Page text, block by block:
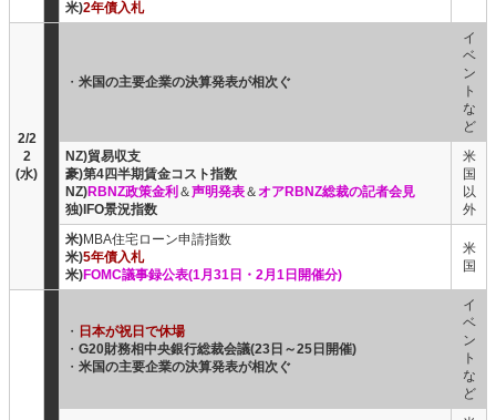
米)2年債入札
2/2
2
(水)
・ 米国の主要企業の決算発表が相次ぐ
イ
ベ
ン
ト
な
ど
NZ)貿易収支
豪)第4四半期賃金コスト指数
NZ)RBNZ政策金利 ＆声明発表＆オアRBNZ総裁の記者会見
独)IFO景況指数
米
国
以
外
米)MBA住宅ローン申請指数
米)5年債入札
米)FOMC議事録公表(1月31日・2月1日開催分)
米
国
・ 日本が祝日で休場
・ G20財務相中央銀行総裁会議(23日～25日開催)
・ 米国の主要企業の決算発表が相次ぐ
イ
ベ
ン
ト
な
ど